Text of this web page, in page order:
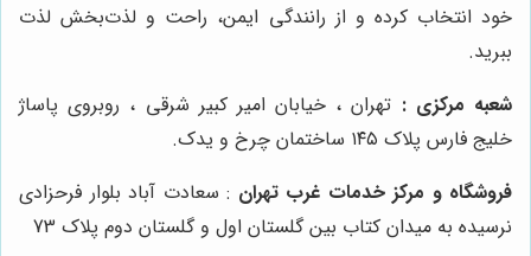
خود انتخاب کرده و از رانندگی ایمن، راحت و لذت‌بخش لذت
ببرید.
شعبه مرکزی : تهران ، خیابان امیر کبیر شرقی ، روبروی پاساژ
خلیج فارس پلاک ۱۴۵ ساختمان چرخ و یدک.
فروشگاه و مرکز خدمات غرب تهران : سعادت آباد بلوار فرحزادی
نرسیده به میدان کتاب بین گلستان اول و گلستان دوم پلاک 73